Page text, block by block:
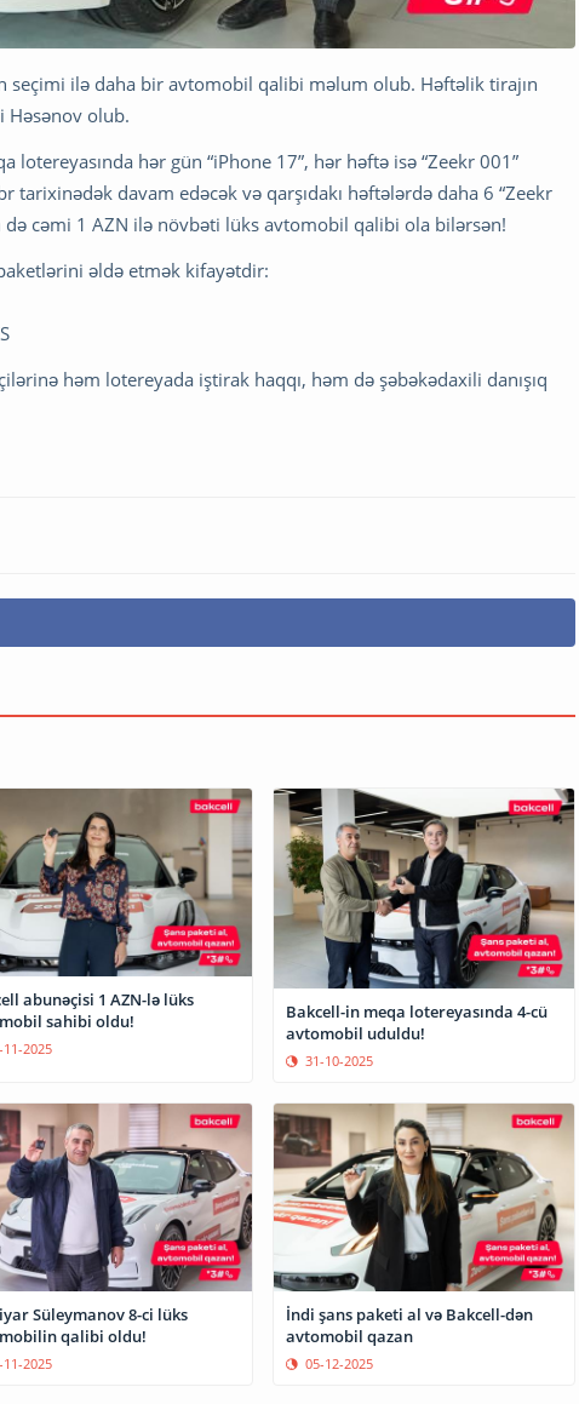
seçimi ilə daha bir avtomobil qalibi məlum olub. Həftəlik tirajın
Həsənov olub.
hər gün “iPhone 17”, hər həftə isə “Zeekr 001”
davam edəcək və qarşıdakı həftələrdə daha 6 “Zeekr
cəmi 1 AZN ilə növbəti lüks avtomobil qalibi ola bilərsən!
əldə etmək kifayətdir:
həm lotereyada iştirak haqqı, həm də şəbəkədaxili danışıq
abunəçisi 1 AZN-lə lüks
sahibi oldu!
11-2025
Bakcell-in meqa lotereyasında 4-cü
avtomobil uduldu!
31-10-2025
Süleymanov 8-ci lüks
qalibi oldu!
11-2025
İndi şans paketi al və Bakcell-dən
avtomobil qazan
05-12-2025